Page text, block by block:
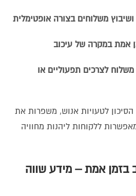
משלוחים בצורה אופטימלית
אמת במקרה של עיכוב
משלוח לצרכים תפעוליים או
לטעויות אנוש, משפרות את
ללקוחות ליהנות מחוויה
בזמן אמת – מידע שווה